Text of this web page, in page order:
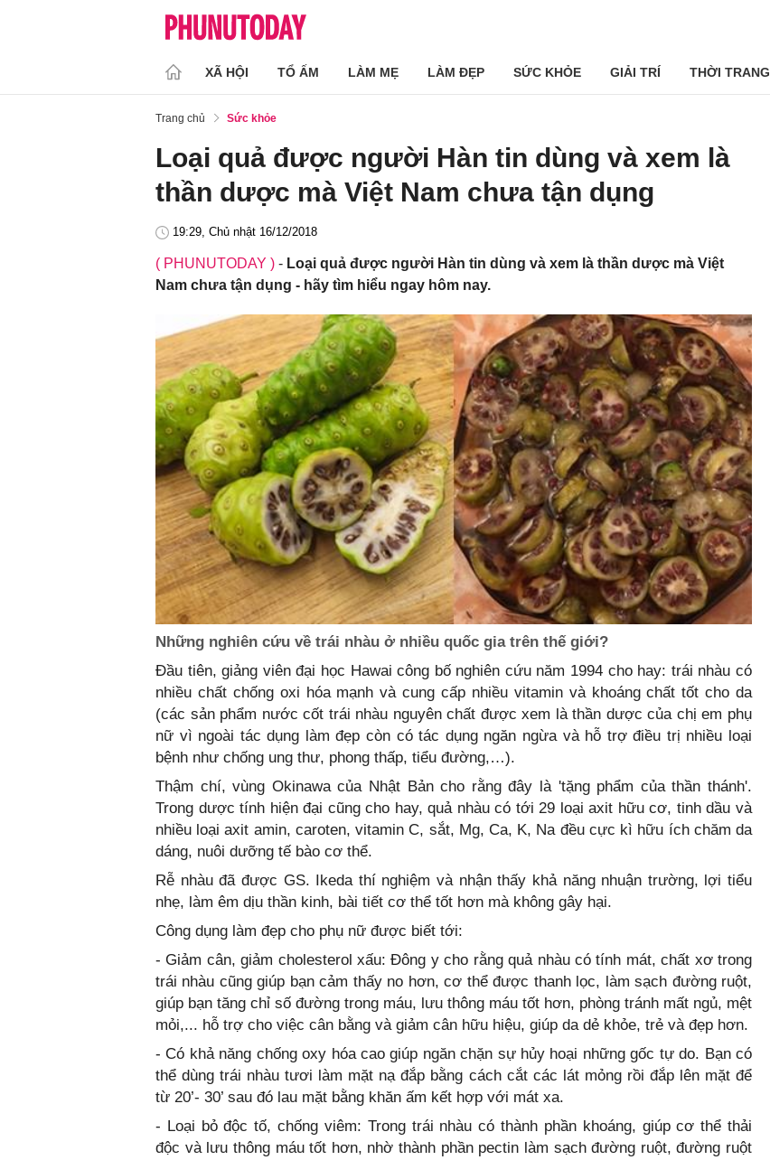
XÃ HỘI TỔ ẤM LÀM MẸ LÀM ĐẸP SỨC KHỎE GIẢI TRÍ THỜI TRANG
Trang chủ Sức khỏe
Loại quả được người Hàn tin dùng và xem là
thần dược mà Việt Nam chưa tận dụng
19:29, Chủ nhật 16/12/2018
( PHUNUTODAY ) - Loại quả được người Hàn tin dùng và xem là thần dược mà Việt
Nam chưa tận dụng - hãy tìm hiểu ngay hôm nay.
Những nghiên cứu về trái nhàu ở nhiều quốc gia trên thế giới?
Đầu tiên, giảng viên đại học Hawai công bố nghiên cứu năm 1994 cho hay: trái nhàu có
nhiều chất chống oxi hóa mạnh và cung cấp nhiều vitamin và khoáng chất tốt cho da
(các sản phẩm nước cốt trái nhàu nguyên chất được xem là thần dược của chị em phụ
nữ vì ngoài tác dụng làm đẹp còn có tác dụng ngăn ngừa và hỗ trợ điều trị nhiều loại
bệnh như chống ung thư, phong thấp, tiểu đường,…).
Thậm chí, vùng Okinawa của Nhật Bản cho rằng đây là 'tặng phẩm của thần thánh'.
Trong dược tính hiện đại cũng cho hay, quả nhàu có tới 29 loại axit hữu cơ, tinh dầu và
nhiều loại axit amin, caroten, vitamin C, sắt, Mg, Ca, K, Na đều cực kì hữu ích chăm da
dáng, nuôi dưỡng tế bào cơ thể.
Rễ nhàu đã được GS. Ikeda thí nghiệm và nhận thấy khả năng nhuận trường, lợi tiểu
nhẹ, làm êm dịu thần kinh, bài tiết cơ thể tốt hơn mà không gây hại.
Công dụng làm đẹp cho phụ nữ được biết tới:
- Giảm cân, giảm cholesterol xấu: Đông y cho rằng quả nhàu có tính mát, chất xơ trong
trái nhàu cũng giúp bạn cảm thấy no hơn, cơ thể được thanh lọc, làm sạch đường ruột,
giúp bạn tăng chỉ số đường trong máu, lưu thông máu tốt hơn, phòng tránh mất ngủ, mệt
mỏi,... hỗ trợ cho việc cân bằng và giảm cân hữu hiệu, giúp da dẻ khỏe, trẻ và đẹp hơn.
- Có khả năng chống oxy hóa cao giúp ngăn chặn sự hủy hoại những gốc tự do. Bạn có
thể dùng trái nhàu tươi làm mặt nạ đắp bằng cách cắt các lát mỏng rồi đắp lên mặt để
từ 20’- 30’ sau đó lau mặt bằng khăn ấm kết hợp với mát xa.
- Loại bỏ độc tố, chống viêm: Trong trái nhàu có thành phần khoáng, giúp cơ thể thải
độc và lưu thông máu tốt hơn, nhờ thành phần pectin làm sạch đường ruột, đường ruột